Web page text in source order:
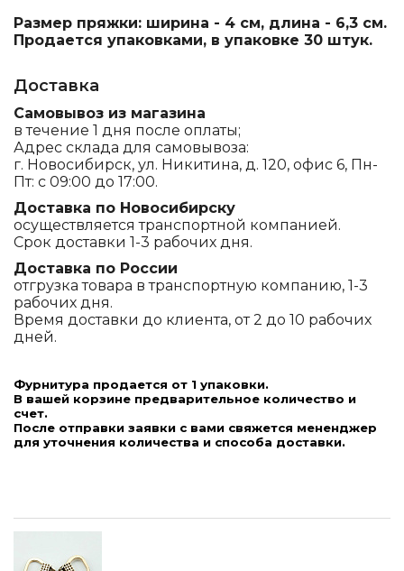
Размер пряжки: ширина - 4 см, длина - 6,3 см.
Продается упаковками, в упаковке 30 штук.
Доставка
Самовывоз из магазина
в течение 1 дня после оплаты;
Адрес склада для самовывоза:
г. Новосибирск, ул. Никитина, д. 120, офис 6, Пн-
Пт: с 09:00 до 17:00.
Доставка по Новосибирску
осуществляется транспортной компанией.
Срок доставки 1-3 рабочих дня.
Доставка по России
отгрузка товара в транспортную компанию, 1-3
рабочих дня.
Время доставки до клиента, от 2 до 10 рабочих
дней.
Фурнитура продается от 1 упаковки.
В вашей корзине предварительное количество и
счет.
После отправки заявки с вами свяжется мененджер
для уточнения количества и способа доставки.